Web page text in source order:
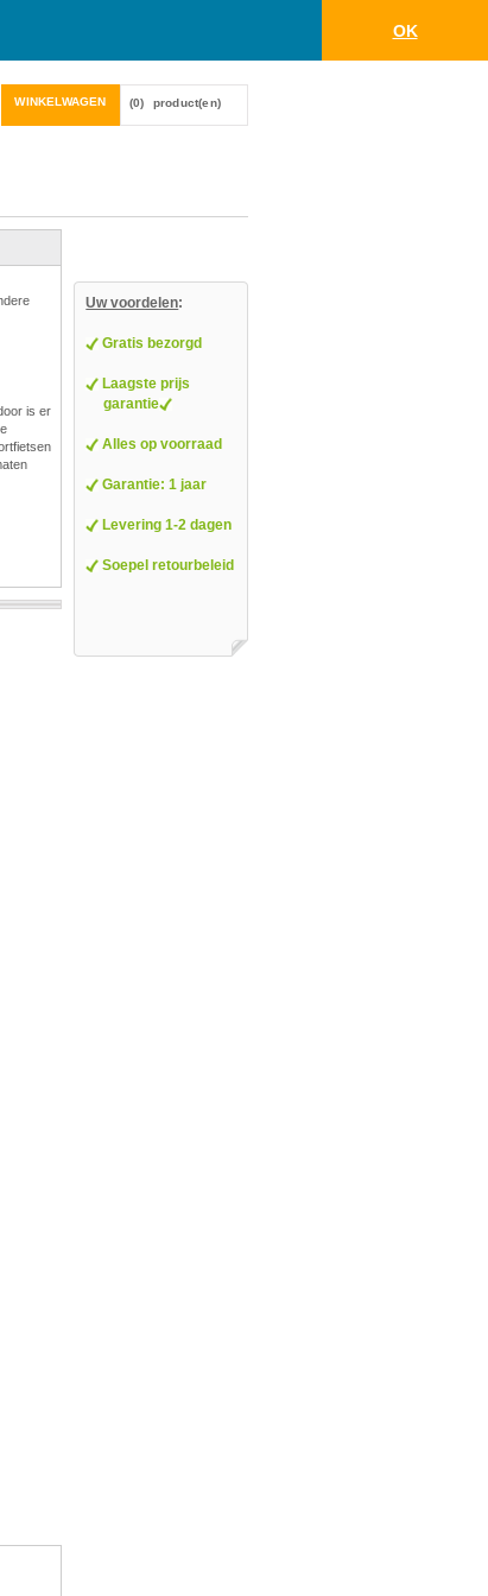
OK
WINKELWAGEN (0) product(en)
is er
Uw voordelen:
Gratis bezorgd
Laagste prijs
garantie
Alles op voorraad
Garantie: 1 jaar
Levering 1-2 dagen
Soepel retourbeleid